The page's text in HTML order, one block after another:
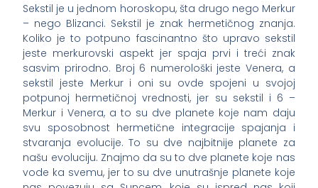
Sekstil je u jednom horoskopu, šta drugo nego Merkur
– nego Blizanci. Sekstil je znak hermetičnog znanja.
Koliko je to potpuno fascinantno što upravo sekstil
jeste merkurovski aspekt jer spaja prvi i treći znak
sasvim prirodno. Broj 6 numerološki jeste Venera, a
sekstil jeste Merkur i oni su ovde spojeni u svojoj
potpunoj hermetičnoj vrednosti, jer su sekstil i 6 –
Merkur i Venera, a to su dve planete koje nam daju
svu sposobnost hermetične integracije spajanja i
stvaranja evolucije. To su dve najbitnije planete za
našu evoluciju. Znajmo da su to dve planete koje nas
vode ka svemu, jer to su dve unutrašnje planete koje